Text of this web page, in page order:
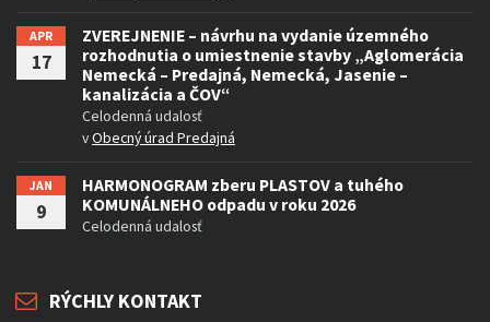
APR
17
ZVEREJNENIE – návrhu na vydanie územného
rozhodnutia o umiestnenie stavby „Aglomerácia
Nemecká – Predajná, Nemecká, Jasenie –
kanalizácia a ČOV“
Celodenná udalosť
vObecný úrad Predajná
JAN
9
HARMONOGRAM zberu PLASTOV a tuhého
KOMUNÁLNEHO odpadu v roku 2026
Celodenná udalosť
RÝCHLY KONTAKT